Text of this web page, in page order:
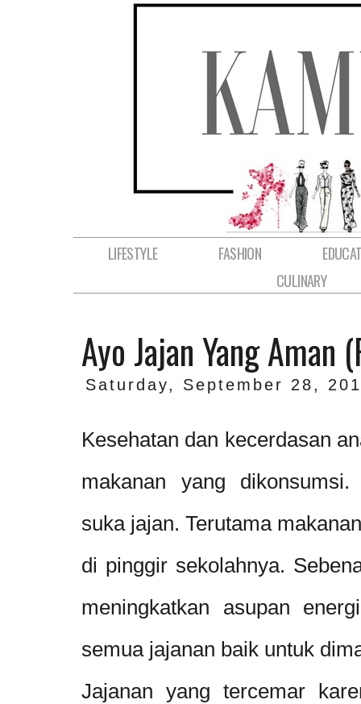
LIFESTYLE FASHION
CULINARY
Ayo Jajan Yang Aman
Saturday, September 28,
Kesehatan dan kecerdasan
makanan yang
suka jajan. Terutama
di pinggir sekolahnya.
meningkatkan asupan
semua jajanan baik untuk
Jajanan yang tercemar